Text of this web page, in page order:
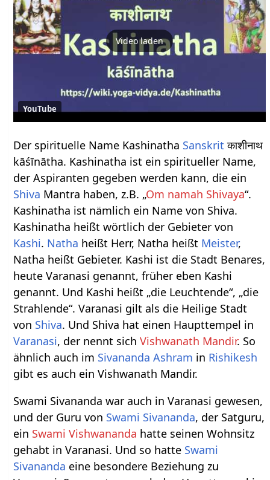
Video laden
YouTube
Der spirituelle Name Kashinatha Sanskrit काशीनाथ
kāśīnātha. Kashinatha ist ein spiritueller Name,
der Aspiranten gegeben werden kann, die ein
Shiva Mantra haben, z.B. „Om namah Shivaya“.
Kashinatha ist nämlich ein Name von Shiva.
Kashinatha heißt wörtlich der Gebieter von
Kashi. Natha heißt Herr, Natha heißt Meister,
Natha heißt Gebieter. Kashi ist die Stadt Benares,
heute Varanasi genannt, früher eben Kashi
genannt. Und Kashi heißt „die Leuchtende“, „die
Strahlende“. Varanasi gilt als die Heilige Stadt
von Shiva. Und Shiva hat einen Haupttempel in
Varanasi, der nennt sichVishwanath Mandir. So
ähnlich auch im Sivananda Ashram in Rishikesh
gibt es auch ein Vishwanath Mandir.
Swami Sivananda war auch in Varanasi gewesen,
und der Guru von Swami Sivananda, der Satguru,
ein Swami Vishwananda hatte seinen Wohnsitz
gehabt in Varanasi. Und so hatte Swami
Sivananda eine besondere Beziehung zu